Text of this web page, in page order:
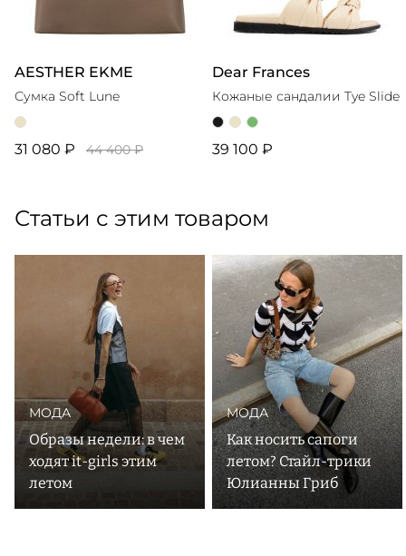
AESTHER EKME
Сумка Soft Lune
31 080 ₽ 44 400 ₽
Dear Frances
Кожаные сандалии Tye Slide
39 100 ₽
Статьи с этим товаром
МОДА
Образы недели: в чем
ходят it-girls этим
летом
МОДА
Как носить сапоги
летом? Стайл-трики
Юлианны Гриб